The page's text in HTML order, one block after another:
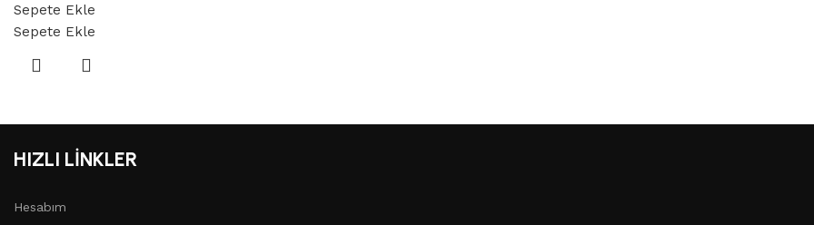
Sepete Ekle
Sepete Ekle
HIZLI LİNKLER
Hesabım